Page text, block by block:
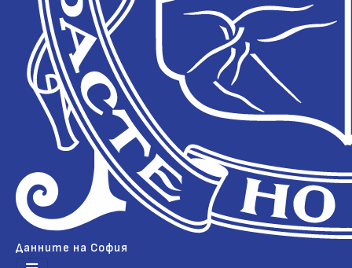
Данните на София